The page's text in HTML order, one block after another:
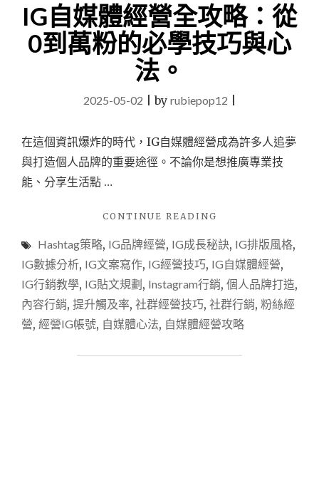
IG自媒體經營全攻略：從
0到萬粉的必學技巧與心
法。
2025-05-02 |by rubiepop12
在這個資訊爆炸的時代，IG自媒體經營成為許多人追夢
與打造個人品牌的重要途徑。不論你是想推廣專業技
能、分享生活點 …
CONTINUE READING
媒
體
營
全
攻
Hashtag策略, IG品牌經營, IG成長秘訣, IG排版風格,
IG數據分析, IG文案寫作, IG經營技巧, IG自媒體經營,
IG行銷教學, IG貼文規劃, Instagram行銷, 個人品牌打造,
內容行銷, 提升觸及率, 社群經營技巧, 社群行銷, 粉絲經
營, 經營IG帳號, 自媒體心法, 自媒體經營攻略